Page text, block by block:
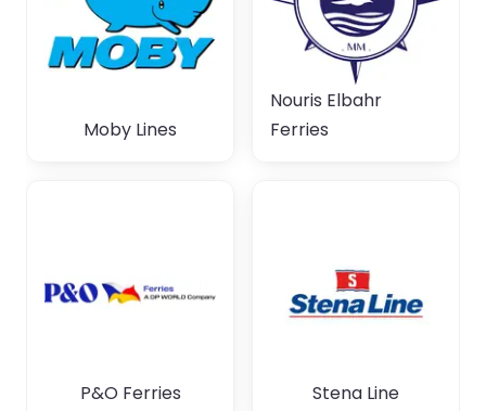
Moby Lines
Nouris Elbahr
Ferries
P&O Ferries Stena Line